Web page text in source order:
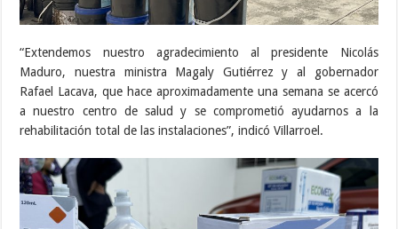
“Extendemos nuestro agradecimiento al presidente Nicolás
Maduro, nuestra ministra Magaly Gutiérrez y al gobernador
Rafael Lacava, que hace aproximadamente una semana se acercó
a nuestro centro de salud y se comprometió ayudarnos a la
rehabilitación total de las instalaciones”, indicó Villarroel.